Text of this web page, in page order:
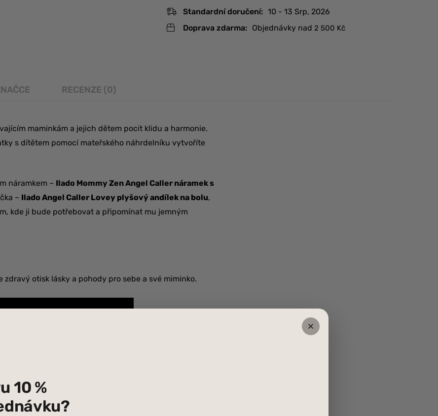
Standardní doručení: 10 - 13 Srp, 2026
Doprava zdarma: Objednávky nad 2 500 Kč
RECENZE (0)
maminkám a jejich dětem pocit klidu a harmonie.
s dítětem pomocí mateřského náhrdelníku vytvoříte
náramkem – Ilado Mommy Zen Angel Caller náramek s
– Ilado Angel Caller Lovey plyšový andílek na bolu,
kde ji bude potřebovat a připomínat mu jemným
otisk lásky a pohody pro sebe a své miminko.
10 %